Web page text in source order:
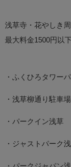
浅草寺・花やしき周
最大料金1500円以
・ふくひろタワー
・浅草柳通り駐車場
・パークイン浅草
・ジャストパーク